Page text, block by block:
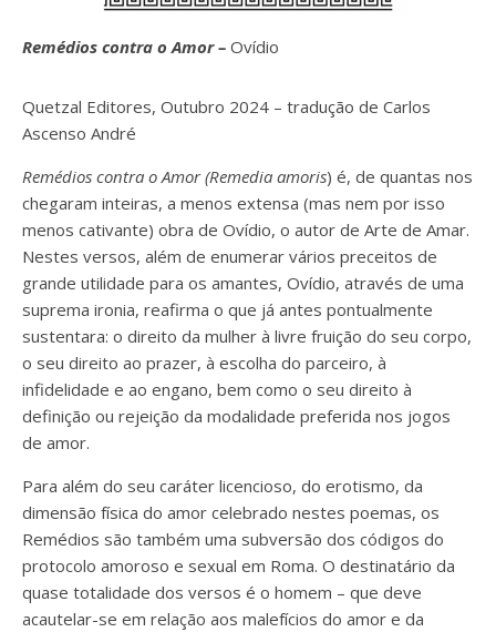
Remédios contra o Amor – Ovídio
Quetzal Editores, Outubro 2024 – tradução de Carlos
Ascenso André
Remédios contra o Amor (Remedia amoris) é, de quantas nos
chegaram inteiras, a menos extensa (mas nem por isso
menos cativante) obra de Ovídio, o autor de Arte de Amar.
Nestes versos, além de enumerar vários preceitos de
grande utilidade para os amantes, Ovídio, através de uma
suprema ironia, reafirma o que já antes pontualmente
sustentara: o direito da mulher à livre fruição do seu corpo,
o seu direito ao prazer, à escolha do parceiro, à
infidelidade e ao engano, bem como o seu direito à
definição ou rejeição da modalidade preferida nos jogos
de amor.
Para além do seu caráter licencioso, do erotismo, da
dimensão física do amor celebrado nestes poemas, os
Remédios são também uma subversão dos códigos do
protocolo amoroso e sexual em Roma. O destinatário da
quase totalidade dos versos é o homem – que deve
acautelar-se em relação aos malefícios do amor e da